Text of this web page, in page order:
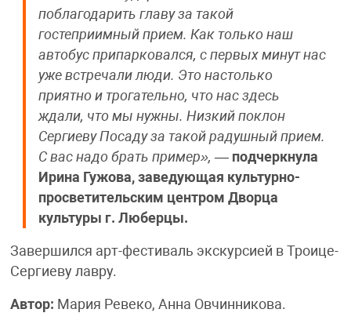
поблагодарить главу за такой
гостеприимный прием. Как только наш
автобус припарковался, с первых минут нас
уже встречали люди. Это настолько
приятно и трогательно, что нас здесь
ждали, что мы нужны. Низкий поклон
Сергиеву Посаду за такой радушный прием.
С вас надо брать пример», —подчеркнула
Ирина Гужова, заведующая культурно-
просветительским центром Дворца
культуры г. Люберцы.
Завершился арт-фестиваль экскурсией в Троице-
Сергиеву лавру.
Автор: Мария Ревеко, Анна Овчинникова.